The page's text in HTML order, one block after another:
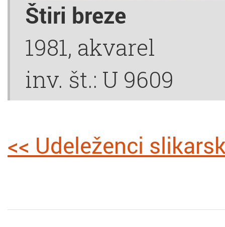
Štiri breze
1981, akvarel
inv. št.: U 9609
<< Udeleženci